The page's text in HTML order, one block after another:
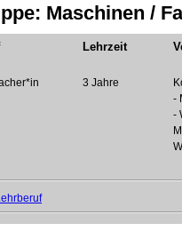
Maschinen /
Lehrzeit
3 Jahre
-
-